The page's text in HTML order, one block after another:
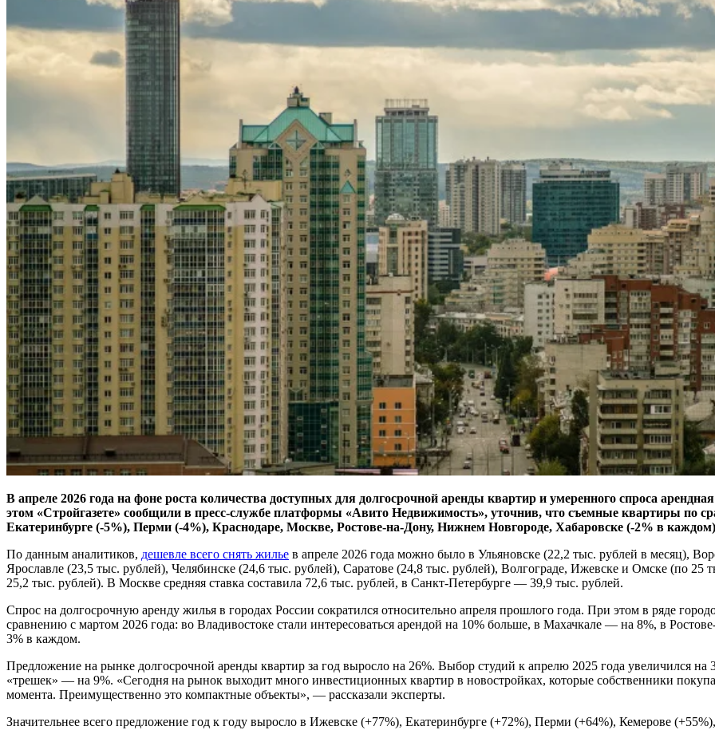
В апреле 2026 года на фоне роста количества доступных для долгосрочной аренды квартир и умеренного спроса
этом «Стройгазете» сообщили в пресс-службе платформы «Авито Недвижимость», уточнив, что съемные квартиры по
Екатеринбурге (-5%), Перми (-4%), Краснодаре, Москве, Ростове-на-Дону, Нижнем Новгороде, Хабаровске (-2% в
По данным аналитиков, дешевле всего снять жилье в апреле 2026 года можно было в Ульяновске (22,2 тыс. рублей в месяц),
Ярославле (23,5 тыс. рублей), Челябинске (24,6 тыс. рублей), Саратове (24,8 тыс. рублей), Волгограде, Ижевске и Омске (по
25,2 тыс. рублей). В Москве средняя ставка составила 72,6 тыс. рублей, в Санкт-Петербурге — 39,9 тыс. рублей.
Спрос на долгосрочную аренду жилья в городах России сократился относительно апреля прошлого года. При этом в ряде
сравнению с мартом 2026 года: во Владивостоке стали интересоваться арендой на 10% больше, в Махачкале — на 8%, в
3% в каждом.
Предложение на рынке долгосрочной аренды квартир за год выросло на 26%. Выбор студий к апрелю 2025 года увеличился
«трешек» — на 9%. «Сегодня на рынок выходит много инвестиционных квартир в новостройках, которые собственники
момента. Преимущественно это компактные объекты», — рассказали эксперты.
Значительнее всего предложение год к году выросло в Ижевске (+77%), Екатеринбурге (+72%), Перми (+64%), Кемерове